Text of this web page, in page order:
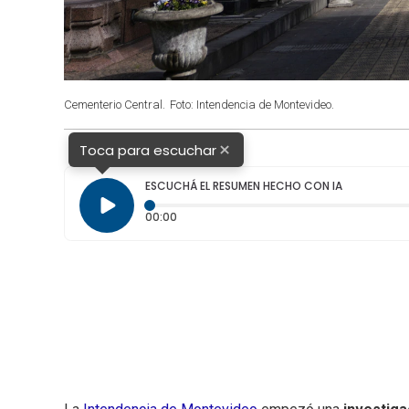
Cementerio Central. Foto: Intendencia de Montevideo.
Toca para escuchar×
ESCUCHÁ EL RESUMEN HECHO CON IA
00:00